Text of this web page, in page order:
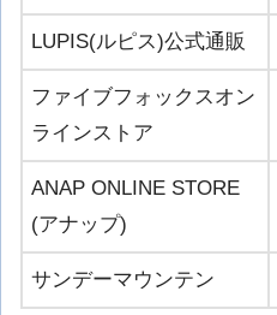
LUPIS(ルピス)公式通販
ファイブフォックスオン
ラインストア
ANAP ONLINE STORE
(アナップ)
サンデーマウンテン